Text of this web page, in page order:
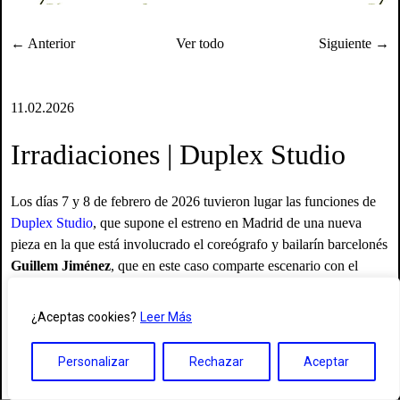
¿Aceptas cookies? Leer Más
Personalizar Rechazar Aceptar
← Anterior Ver todo Siguiente →
11.02.2026
Irradiaciones | Duplex Studio
Los días 7 y 8 de febrero de 2026 tuvieron lugar las funciones de
Duplex Studio, que supone el estreno en Madrid de una nueva
pieza en la que está involucrado el coreógrafo y bailarín barcelonés
Guillem Jiménez, que en este caso comparte escenario con el
Recogemos a continuación las irradiación que ha provocado en los